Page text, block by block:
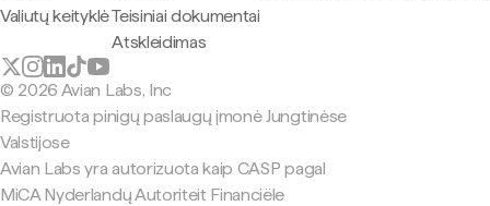
Valiutų keityklėTeisiniai dokumentai
Atskleidimas
© 2026 Avian Labs, Inc
Registruota pinigų paslaugų įmonė Jungtinėse
Valstijose
Avian Labs yra autorizuota kaip CASP pagal
MiCA Nyderlandų Autoriteit Financiële